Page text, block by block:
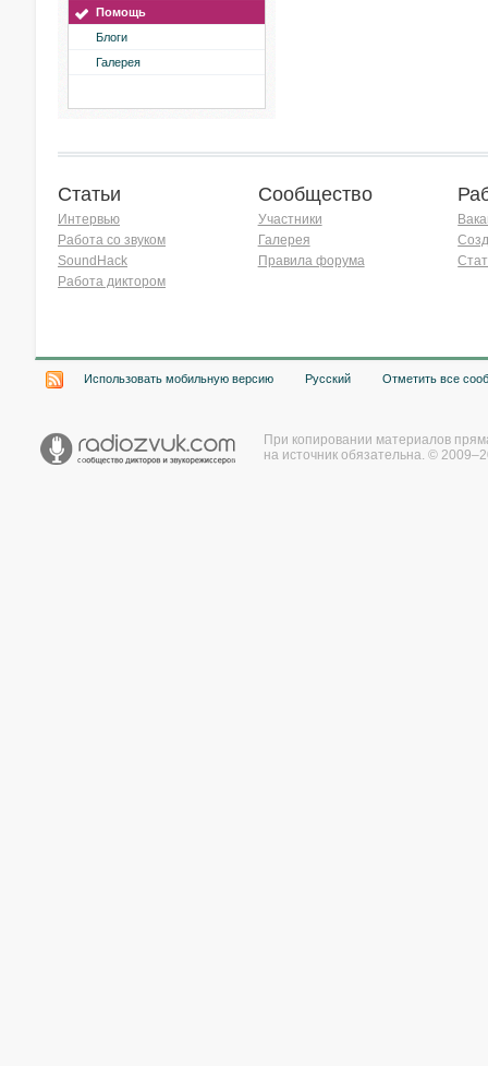
Помощь
Блоги
Галерея
Статьи
Интервью
Работа со звуком
SoundHack
Работа диктором
Сообщество
Участники
Галерея
Правила форума
Использовать мобильную версию Русский Отметить все
При копировании материалов
на источник обязательна. ©